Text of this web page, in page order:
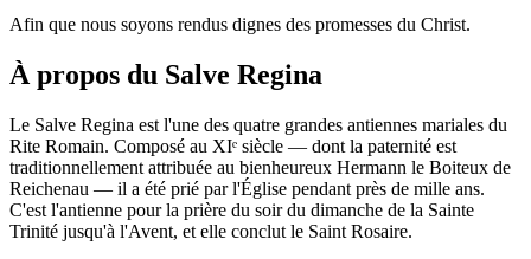
Afin que nous soyons rendus dignes des promesses du Christ.
À propos du Salve Regina
Le Salve Regina est l'une des quatre grandes antiennes mariales du
Rite Romain. Composé au XIᵉ siècle — dont la paternité est
traditionnellement attribuée au bienheureux Hermann le Boiteux de
Reichenau — il a été prié par l'Église pendant près de mille ans.
C'est l'antienne pour la prière du soir du dimanche de la Sainte
Trinité jusqu'à l'Avent, et elle conclut le Saint Rosaire.